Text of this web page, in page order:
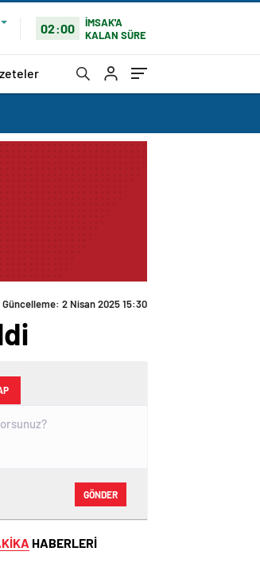
02:00
İMSAK'A
KALAN SÜRE
GÖNDER
HABERLERİ